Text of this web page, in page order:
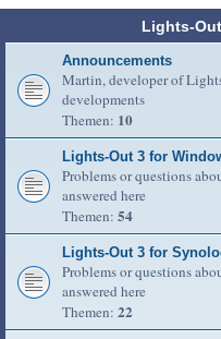
Lights-
Announcements
Martin, developer of
developments
Themen: 10
Lights-Out 3 for
Problems or questions
answered here
Themen: 54
Lights-Out 3 for
Problems or questions
answered here
Themen: 22